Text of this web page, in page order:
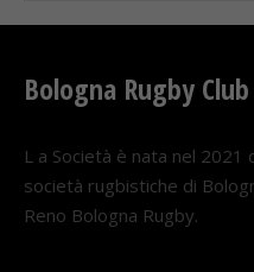
Bologna Rugby Club
L a Società è nata nel
società rugbistiche di
Reno Bologna Rugby.